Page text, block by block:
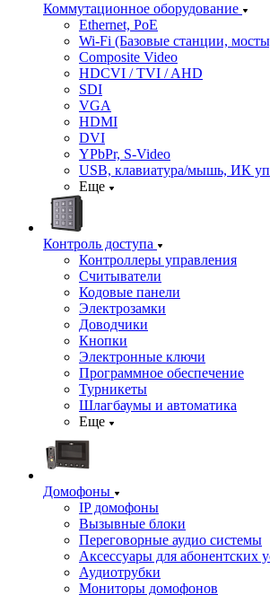
Коммутационное оборудование
Ethernet, PoE
Wi-Fi (Базовые станции,
Composite Video
HDCVI / TVI / AHD
SDI
VGA
HDMI
DVI
YPbPr, S-Video
USB, клавиатура/мышь, ИК
Еще
Контроль доступа
Контроллеры управления
Считыватели
Кодовые панели
Электрозамки
Доводчики
Кнопки
Электронные ключи
Программное обеспечение
Турникеты
Шлагбаумы и автоматика
Еще
Домофоны
IP домофоны
Вызывные блоки
Переговорные аудио системы
Аксессуары для абонентских
Аудиотрубки
Мониторы домофонов